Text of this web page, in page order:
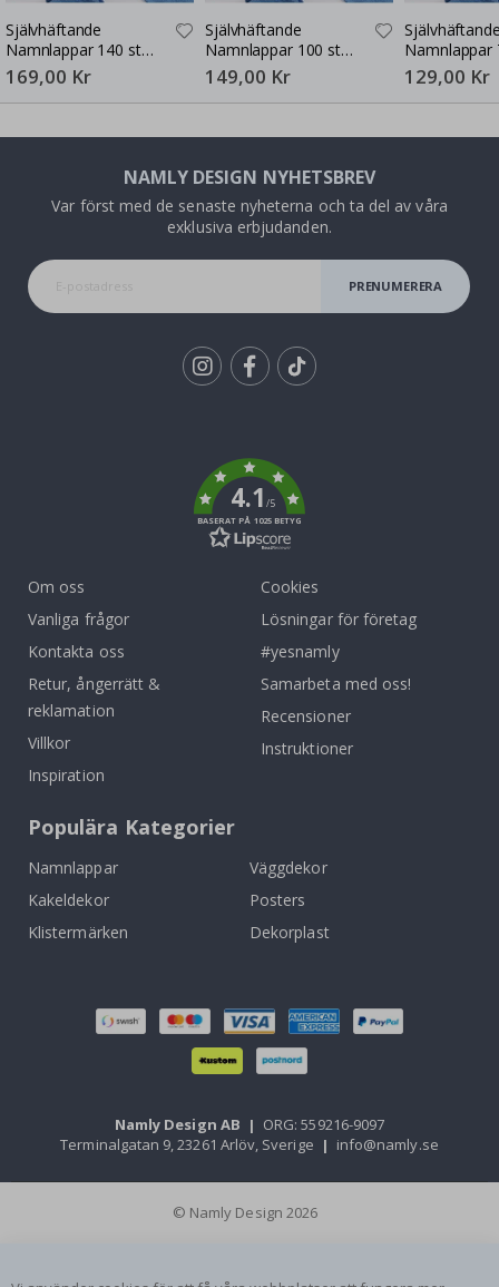
Självhäftande
Namnlappar 140 st
30x13 mm
169,00 Kr
Självhäftande
Namnlappar 100 st
30x13 mm
149,00 Kr
Namnlappar
30x13 mm
129,00 Kr
NAMLY DESIGN NYHETSBREV
Var först med de senaste nyheterna och ta del av våra
exklusiva erbjudanden.
PRENUMERERA
4.1/5
BASERAT PÅ 1025 BETYG
Om oss
Vanliga frågor
Kontakta oss
Retur, ångerrätt &
reklamation
Villkor
Inspiration
Cookies
Lösningar för företag
#yesnamly
Samarbeta med oss!
Recensioner
Instruktioner
Populära Kategorier
Namnlappar
Väggdekor
Kakeldekor
Posters
Klistermärken
Dekorplast
Namly Design AB | ORG: 559216-9097
Terminalgatan 9, 23261 Arlöv, Sverige | info@namly.se
© Namly Design 2026